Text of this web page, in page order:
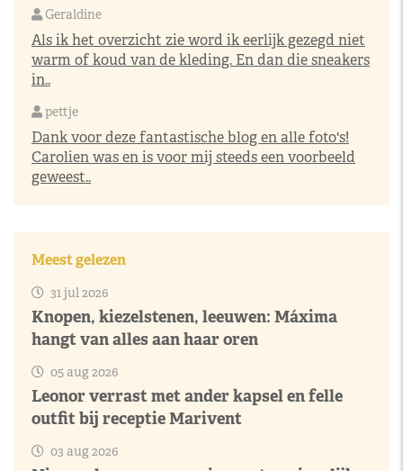
Geraldine
Als ik het overzicht zie word ik eerlijk gezegd niet
warm of koud van de kleding. En dan die sneakers
in..
pettje
Dank voor deze fantastische blog en alle foto's!
Carolien was en is voor mij steeds een voorbeeld
geweest..
Meest gelezen
31 jul 2026
Knopen, kiezelstenen, leeuwen: Máxima
hangt van alles aan haar oren
05 aug 2026
Leonor verrast met ander kapsel en felle
outfit bij receptie Marivent
03 aug 2026